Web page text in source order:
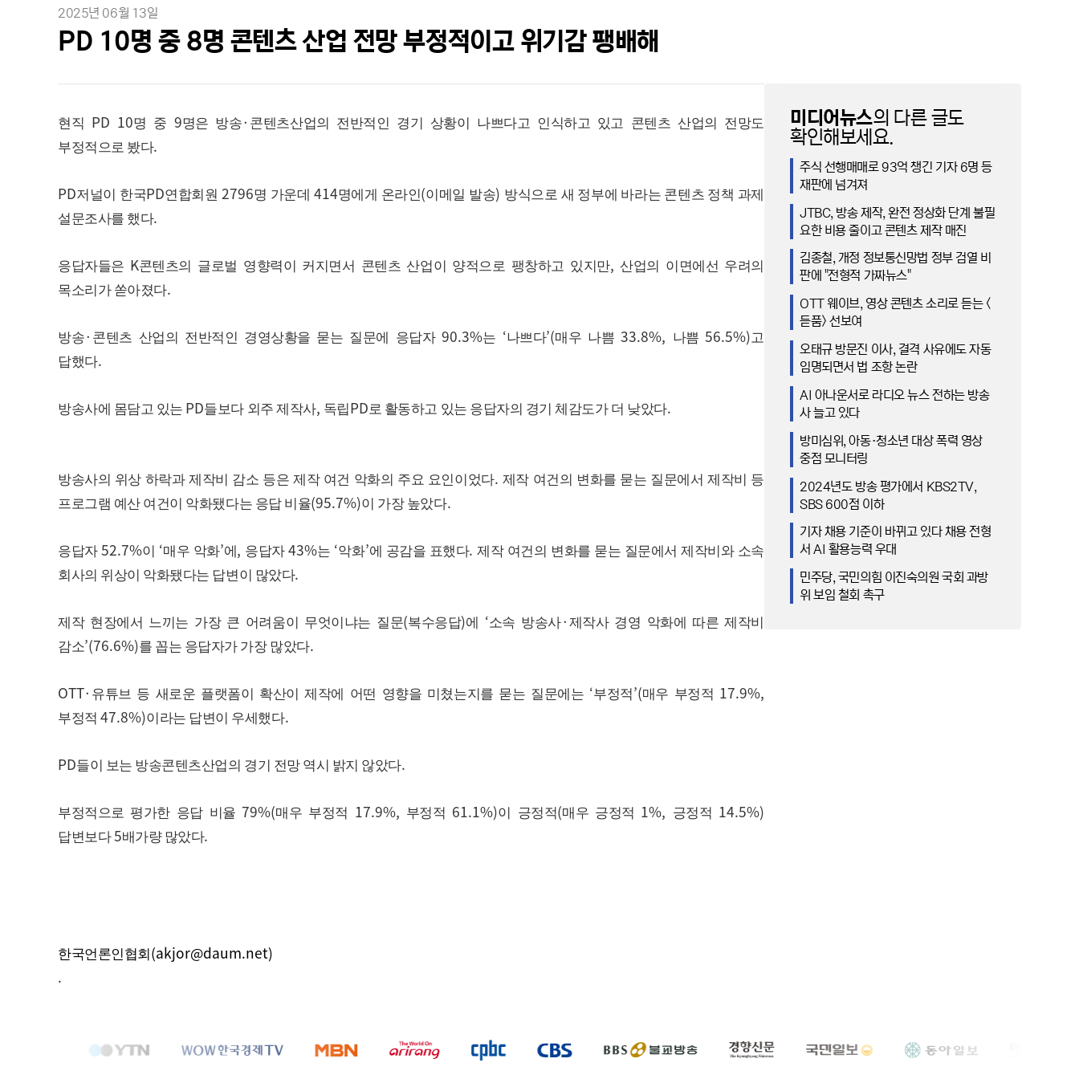
2025년 06월 13일
PD 10명 중 8명 콘텐츠 산업 전망 부정적이고 위기감 팽배해
현직 PD 10명 중 9명은 방송· 콘텐츠산업의 전반적인 경기 상황이 나쁘다고 인식하고 있고 콘텐츠 산업의 전망도
부정적으로 봤다.
PD저널이 한국PD연합회원 2796명 가운데 414명에게 온라인(이메일 발송) 방식으로 새 정부에 바라는 콘텐츠 정책 과제
설문조사를 했다.
응답자들은 K콘텐츠의 글로벌 영향력이 커지면서 콘텐츠 산업이 양적으로 팽창하고 있지만,산업의 이면에선 우려의
목소리가 쏟아졌다.
방송· 콘텐츠 산업의 전반적인 경영상황을 묻는 질문에 응답자90.3%는 ‘나쁘다’(매우 나쁨33.8%, 나쁨56.5%)고
답했다.
방송사에 몸담고 있는 PD들보다 외주 제작사, 독립PD로 활동하고 있는 응답자의 경기 체감도가 더 낮았다.
방송사의 위상 하락과 제작비 감소 등은 제작 여건 악화의 주요 요인이었다. 제작 여건의 변화를 묻는 질문에서 제작비 등
프로그램 예산 여건이 악화됐다는 응답 비율(95.7%)이 가장 높았다.
응답자52.7%이 ‘매우 악화’에, 응답자43%는 ‘악화’에 공감을 표했다.제작 여건의 변화를 묻는 질문에서 제작비와 소속
회사의 위상이 악화됐다는 답변이 많았다.
제작 현장에서 느끼는 가장 큰 어려움이 무엇이냐는 질문(복수응답)에 ‘소속 방송사· 제작사 경영 악화에 따른 제작비
감소’(76.6%)를 꼽는 응답자가 가장 많았다.
OTT· 유튜브 등 새로운 플랫폼이 확산이 제작에 어떤 영향을 미쳤는지를 묻는 질문에는 ‘부정적’(매우 부정적 17.9%,
부정적47.8%)이라는 답변이 우세했다.
PD들이 보는 방송콘텐츠산업의 경기 전망 역시 밝지 않았다.
부정적으로 평가한 응답 비율79%(매우 부정적 17.9%, 부정적 61.1%)이 긍정적(매우 긍정적 1%, 긍정적 14.5%)
답변보다5배가량 많았다.
한국언론인협회 (akjor@daum.net)
.
미디어뉴스의 다른 글도
확인해보세요.
주식 선행매매로 93억 챙긴 기자 6명 등
재판에 넘겨져
JTBC, 방송 제작, 완전 정상화 단계 불필
요한 비용 줄이고 콘텐츠 제작 매진
김종철, 개정 정보통신망법 정부 검열 비
판에 "전형적 가짜뉴스"
OTT 웨이브, 영상 콘텐츠 소리로 듣는 <
듣품> 선보여
오태규 방문진 이사, 결격 사유에도 자동
임명되면서 법 조항 논란
AI 아나운서로 라디오 뉴스 전하는 방송
사 늘고 있다
방미심위, 아동·청소년 대상 폭력 영상
중점 모니터링
2024년도 방송 평가에서 KBS2TV,
SBS 600점 이하
기자 채용 기준이 바뀌고 있다 채용 전형
서 AI 활용능력 우대
민주당, 국민의힘 이진숙의원 국회 과방
위 보임 철회 촉구